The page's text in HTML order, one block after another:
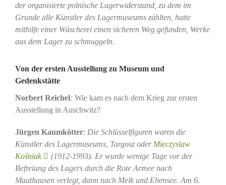
der organisierte polnische Lagerwiderstand, zu dem im
Grunde alle Künstler des Lagermuseums zählten, hatte
mithilfe einer Wäscherei einen sicheren Weg gefunden, Werke
aus dem Lager zu schmuggeln.
Von der ersten Ausstellung zu Museum und
Gedenkstätte
Norbert Reichel: Wie kam es nach dem Krieg zur ersten
Ausstellung in Auschwitz?
Jürgen Kaumkötter: Die Schlüsselfiguren waren die
Künstler des Lagermuseums, Targosz oder Mieczyslaw
Kośniak
(1912-1993). Er wurde wenige Tage vor der
Befreiung des Lagers durch die Rote Armee nach
Mauthausen verlegt, dann nach Melk und Ebensee. Am 6.